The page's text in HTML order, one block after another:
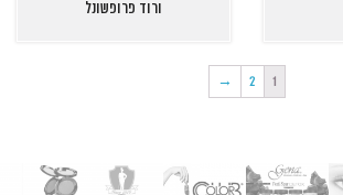
ורוד פרופשונל
1
2
→